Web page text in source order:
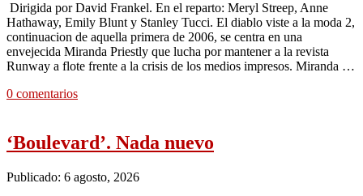
Dirigida por David Frankel. En el reparto: Meryl Streep, Anne
Hathaway, Emily Blunt y Stanley Tucci. El diablo viste a la moda 2,
continuacion de aquella primera de 2006, se centra en una
envejecida Miranda Priestly que lucha por mantener a la revista
Runway a flote frente a la crisis de los medios impresos. Miranda …
0 comentarios
‘Boulevard’. Nada nuevo
Publicado: 6 agosto, 2026